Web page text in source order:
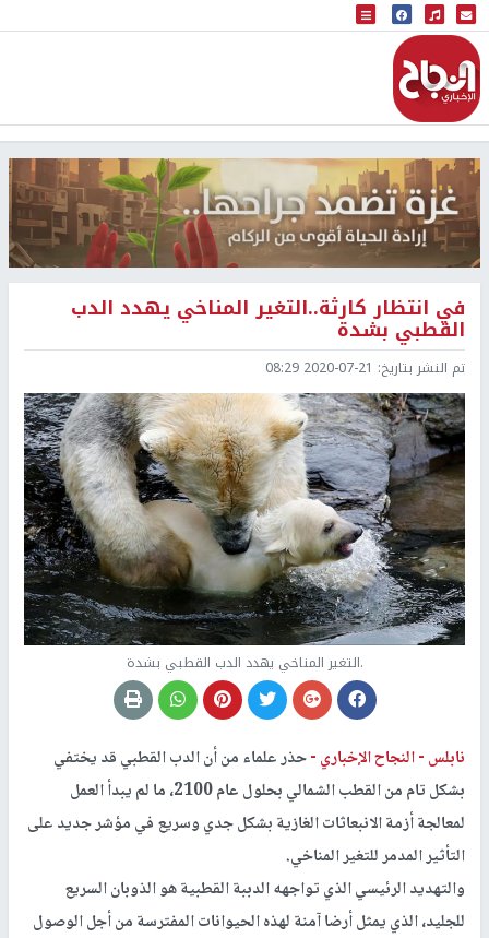
البث المباشر
إذاعة النجاح
في انتظار كارثة..التغير المناخي يهدد الدب
القطبي بشدة
تم النشر بتاريخ: 2020-07-21 08:29
.التغير المناخي يهدد الدب القطبي بشدة
نابلس -النجاح الإخباري -حذر علماء من أن الدب القطبي قد يختفي
بشكل تام من القطب الشمالي بحلول عام 2100، ما لم يبدأ العمل
لمعالجة أزمة الانبعاثات الغازية بشكل جدي وسريع في مؤشر جديد على
التأثير المدمر للتغير المناخي.
والتهديد الرئيسي الذي تواجهه الدببة القطبية هو الذوبان السريع
للجليد، الذي يمثل أرضا آمنة لهذه الحيوانات المفترسة من أجل الوصول